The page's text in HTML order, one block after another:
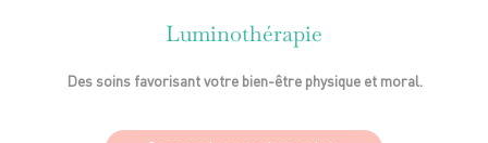
Luminothérapie
Des soins favorisant votre bien-être physique et moral.